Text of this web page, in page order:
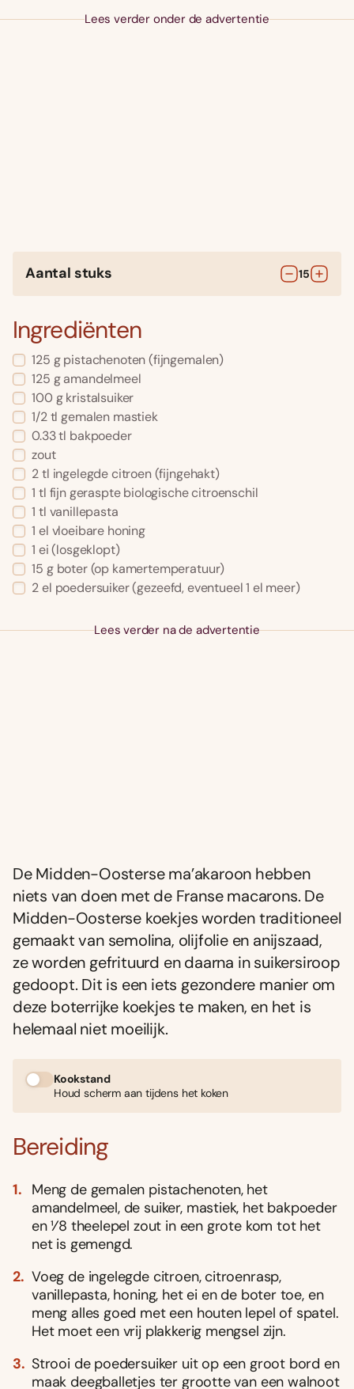
Lees verder onder de advertentie
Aantal stuks 15
Ingrediënten
125 g pistachenoten(fijngemalen)
125 g amandelmeel
100 g kristalsuiker
1/2 tl gemalen mastiek
0.33tl bakpoeder
zout
2tl ingelegde citroen(fijngehakt)
1 tl fijn geraspte biologische citroenschil
1 tl vanillepasta
1 el vloeibare honing
1 ei(losgeklopt)
15 g boter(op kamertemperatuur)
2el poedersuiker(gezeefd, eventueel 1 el meer)
Lees verder na de advertentie
De Midden-Oosterse ma’akaroon hebben
niets van doen met de Franse macarons. De
Midden-Oosterse koekjes worden traditioneel
gemaakt van semolina, olijfolie en anijszaad,
ze worden gefrituurd en daarna in suikersiroop
gedoopt. Dit is een iets gezondere manier om
deze boterrijke koekjes te maken, en het is
helemaal niet moeilijk.
Kookstand
Houd scherm aan tijdens het koken
Bereiding
Meng de gemalen pistachenoten, het
amandelmeel, de suiker, mastiek, het bakpoeder
en 1⁄8 theelepel zout in een grote kom tot het
net is gemengd.
Voeg de ingelegde citroen, citroenrasp,
vanillepasta, honing, het ei en de boter toe, en
meng alles goed met een houten lepel of spatel.
Het moet een vrij plakkerig mengsel zijn.
Strooi de poedersuiker uit op een groot bord en
maak deegballetjes ter grootte van een walnoot